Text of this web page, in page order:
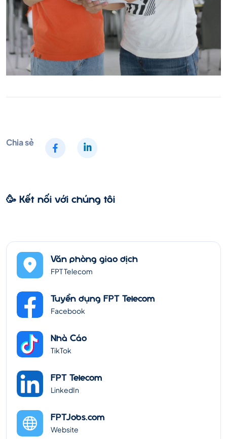
Chia sẻ
🥳 Kết nối với chúng tôi
Văn phòng giao dịch
FPT Telecom
Tuyển dụng FPT Telecom
Facebook
Nhà Cáo
TikTok
FPT Telecom
LinkedIn
FPTJobs.com
Website